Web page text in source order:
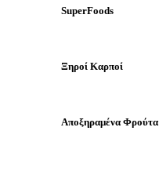
SuperFoods
Ξηροί Καρποί
Αποξηραμένα Φρούτα